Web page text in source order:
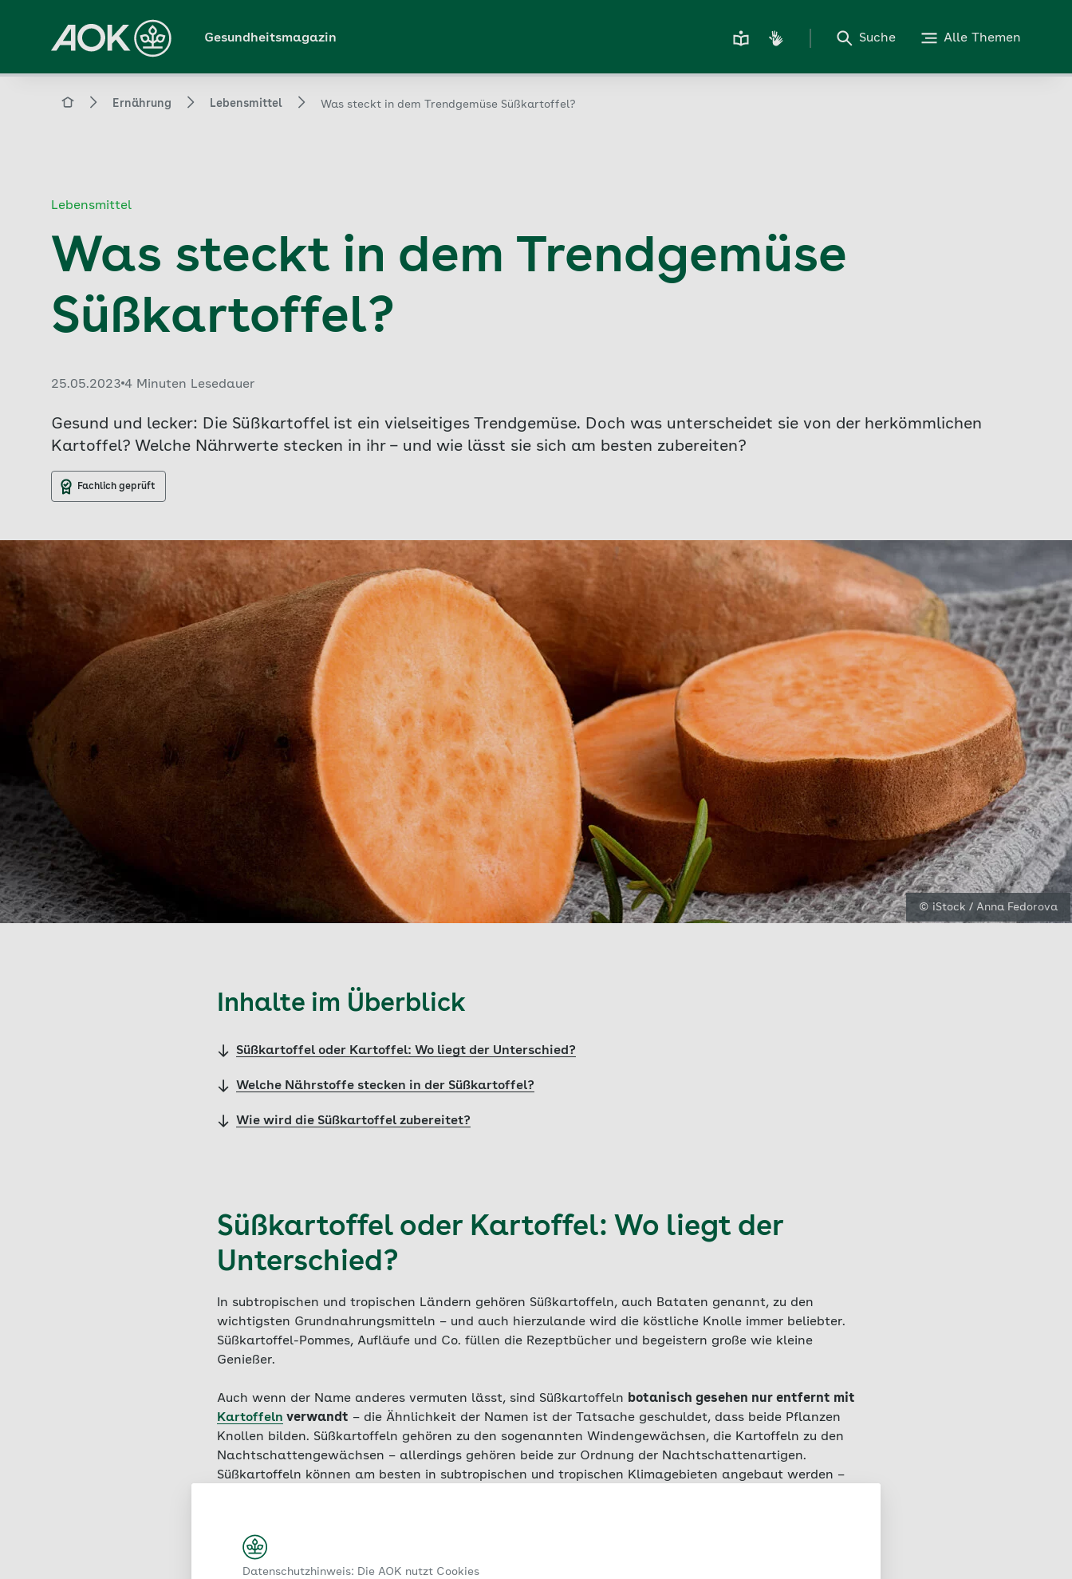
Datenschutzhinweis: Die AOK nutzt Cookies
Hauptinhalt
springen
Gesundheitsmagazin Suche Alle Themen
Magazin Ernährung Lebensmittel Was steckt in dem Trendgemüse Süßkartoffel?
Lebensmittel
Was steckt in dem Trendgemüse
Süßkartoffel?
Veröffentlicht am:
25.05.2023 4 Minuten Lesedauer
Gesund und lecker: Die Süßkartoffel ist ein vielseitiges Trendgemüse. Doch was unterscheidet sie von der herkömmlichen
Kartoffel? Welche Nährwerte stecken in ihr – und wie lässt sie sich am besten zubereiten?
Fachlich geprüft
© iStock / Anna Fedorova
Inhalte im Überblick
Süßkartoffel oder Kartoffel: Wo liegt der Unterschied?
Welche Nährstoffe stecken in der Süßkartoffel?
Wie wird die Süßkartoffel zubereitet?
Süßkartoffel oder Kartoffel: Wo liegt der
Unterschied?
In subtropischen und tropischen Ländern gehören Süßkartoffeln, auch Bataten genannt, zu den
wichtigsten Grundnahrungsmitteln – und auch hierzulande wird die köstliche Knolle immer beliebter.
Süßkartoffel-Pommes, Aufläufe und Co. füllen die Rezeptbücher und begeistern große wie kleine
Genießer.
Auch wenn der Name anderes vermuten lässt, sind Süßkartoffeln botanisch gesehen nur entfernt mit
Kartoffeln verwandt – die Ähnlichkeit der Namen ist der Tatsache geschuldet, dass beide Pflanzen
Knollen bilden. Süßkartoffeln gehören zu den sogenannten Windengewächsen, die Kartoffeln zu den
Nachtschattengewächsen – allerdings gehören beide zur Ordnung der Nachtschattenartigen.
Süßkartoffeln können am besten in subtropischen und tropischen Klimagebieten angebaut werden –
sind sie durch einen bestimmten Pflanzenfarbstoff auch violett.
mild, ihr Aroma erinnert an gekochten